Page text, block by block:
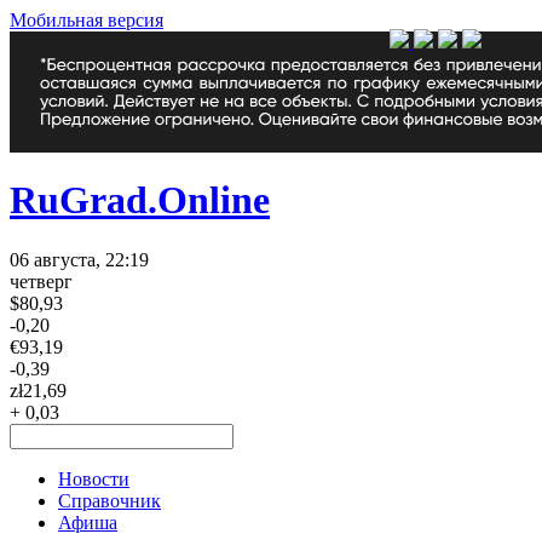
Мобильная версия
RuGrad.Online
06 августа, 22:19
четверг
$80,93
-0,20
€93,19
-0,39
zł21,69
+ 0,03
Новости
Справочник
Афиша